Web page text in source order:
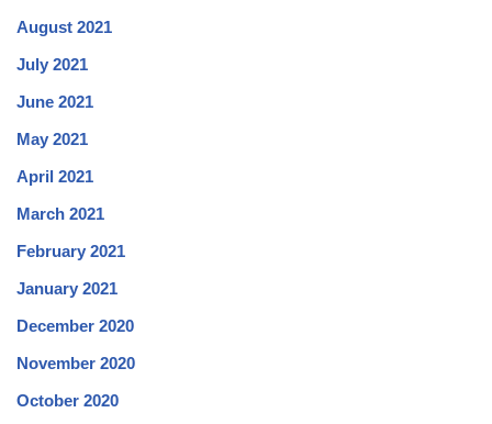
August 2021
July 2021
June 2021
May 2021
April 2021
March 2021
February 2021
January 2021
December 2020
November 2020
October 2020